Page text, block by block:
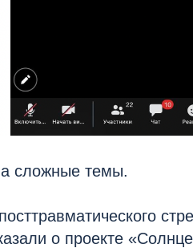
сложные темы.
о проекте